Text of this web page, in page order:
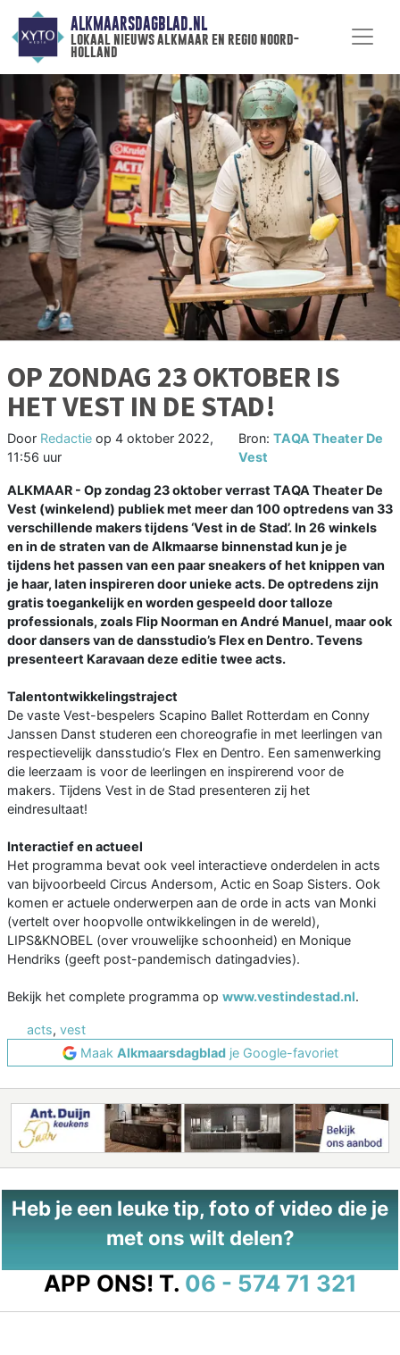
ALKMAARSDAGBLAD.NL
lokaal nieuws alkmaar en regio noord-
holland
OP ZONDAG 23 OKTOBER IS
HET VEST IN DE STAD!
Door Redactie op 4 oktober 2022,
11:56 uur
Bron: TAQA Theater De
Vest
ALKMAAR - Op zondag 23 oktober verrast TAQA Theater De
Vest (winkelend) publiek met meer dan 100 optredens van 33
verschillende makers tijdens ‘Vest in de Stad’. In 26 winkels
en in de straten van de Alkmaarse binnenstad kun je je
tijdens het passen van een paar sneakers of het knippen van
je haar, laten inspireren door unieke acts. De optredens zijn
gratis toegankelijk en worden gespeeld door talloze
professionals, zoals Flip Noorman en André Manuel, maar ook
door dansers van de dansstudio’s Flex en Dentro. Tevens
presenteert Karavaan deze editie twee acts.
Talentontwikkelingstraject
De vaste Vest-bespelers Scapino Ballet Rotterdam en Conny
Janssen Danst studeren een choreografie in met leerlingen van
respectievelijk dansstudio’s Flex en Dentro. Een samenwerking
die leerzaam is voor de leerlingen en inspirerend voor de
makers. Tijdens Vest in de Stad presenteren zij het
eindresultaat!
Interactief en actueel
Het programma bevat ook veel interactieve onderdelen in acts
van bijvoorbeeld Circus Andersom, Actic en Soap Sisters. Ook
komen er actuele onderwerpen aan de orde in acts van Monki
(vertelt over hoopvolle ontwikkelingen in de wereld),
LIPS&KNOBEL (over vrouwelijke schoonheid) en Monique
Hendriks (geeft post-pandemisch datingadvies).
Bekijk het complete programma op www.vestindestad.nl.
acts, vest
Maak Alkmaarsdagbladje Google-favoriet
Heb je een leuke tip, foto of video die je
met ons wilt delen?
APP ONS! T. 06 - 574 71 321